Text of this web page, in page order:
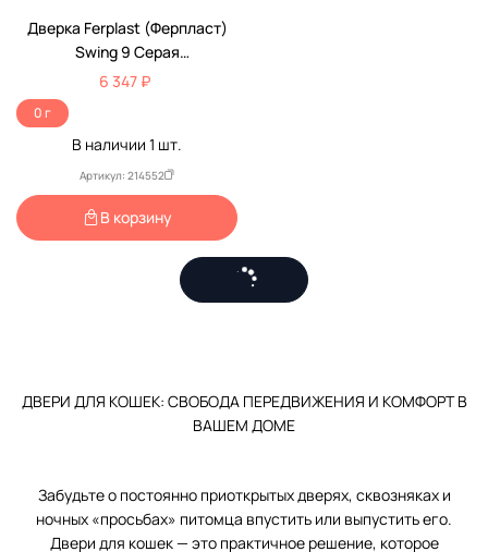
Дверка Ferplast (Ферпласт)
Swing 9 Серая
26,2*10,2*31,2см 72105021
6 347 ₽
0 г
В наличии 1 шт.
Артикул: 214552
В корзину
ДВЕРИ ДЛЯ КОШЕК: СВОБОДА ПЕРЕДВИЖЕНИЯ И КОМФОРТ В
ВАШЕМ ДОМЕ
Забудьте о постоянно приоткрытых дверях, сквозняках и
ночных «просьбах» питомца впустить или выпустить его.
Двери для кошек — это практичное решение, которое